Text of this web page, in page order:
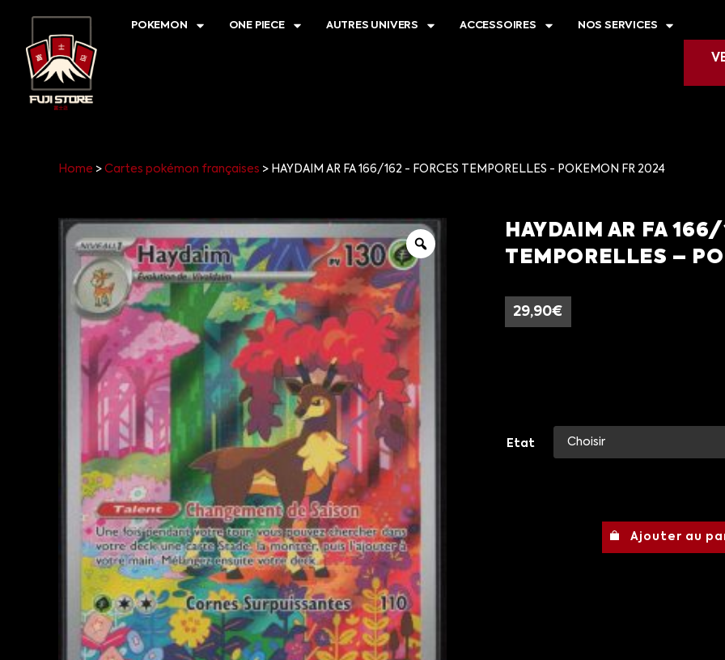
POKEMON ONE PIECE AUTRES UNIVERS ACCESSOIRES NOS SERVICES
Home > Cartes pokémon françaises > HAYDAIM AR FA 166/162 - FORCES TEMPORELLES - POKEMON FR 2024
HAYDAIM AR FA
TEMPORELLES –
29,90€
Etat
Ajouter au